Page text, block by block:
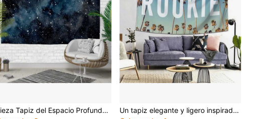
1 pieza Tapiz del Espacio Profundo - Obra de arte de tela de galaxia espacial azul-gris, tapiz de pared de paisaje celestial, tapiz decorativo de escena astronómica - Adecuado para decoración y colgantes de pared. Ideal para la decoración del cabecero del dormitorio.
Un tapiz elegante y ligero inspirado en el diseño creativo y distintivo de *The Rookie*. Hecho de poliéster duradero, sirve como un colgante de pared ideal para decorar salas de estar, dormitorios y otros espacios del hogar.